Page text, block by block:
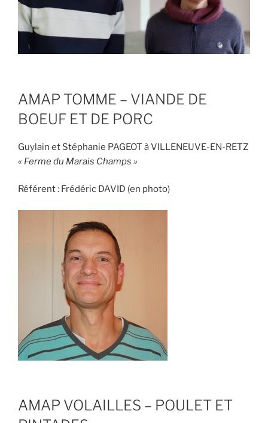
AMAP TOMME – VIANDE DE
BOEUF ET DE PORC
Guylain et Stéphanie PAGEOT à VILLENEUVE-EN-RETZ
« Ferme du Marais Champs »
Référent : Frédéric DAVID (en photo)
AMAP VOLAILLES – POULET ET